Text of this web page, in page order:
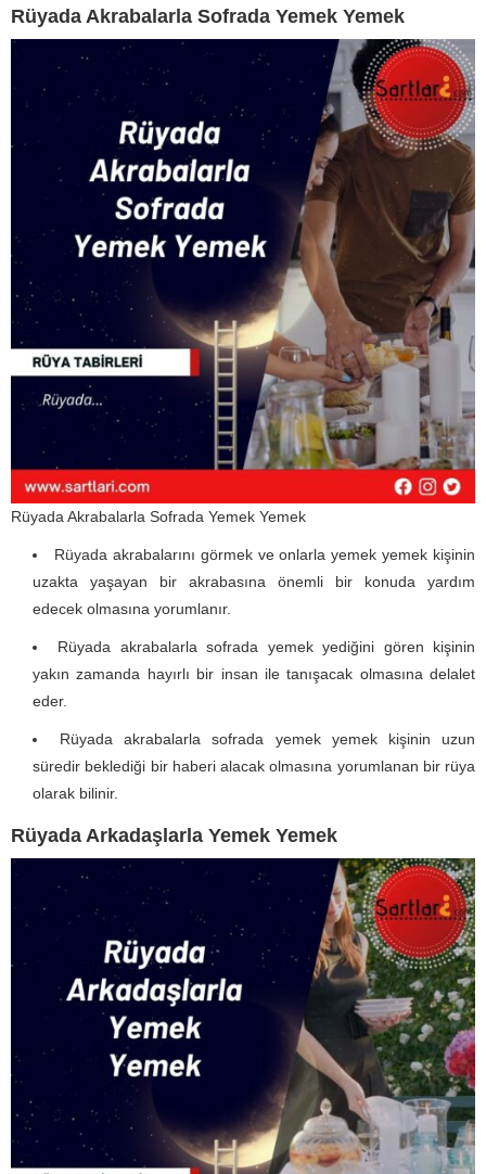
Rüyada Akrabalarla Sofrada Yemek Yemek
Rüyada Akrabalarla Sofrada Yemek Yemek
Rüyada akrabalarını görmek ve onlarla yemek yemek kişinin
uzakta yaşayan bir akrabasına önemli bir konuda yardım
edecek olmasına yorumlanır.
Rüyada akrabalarla sofrada yemek yediğini gören kişinin
yakın zamanda hayırlı bir insan ile tanışacak olmasına delalet
eder.
Rüyada akrabalarla sofrada yemek yemek kişinin uzun
süredir beklediği bir haberi alacak olmasına yorumlanan bir rüya
olarak bilinir.
Rüyada Arkadaşlarla Yemek Yemek